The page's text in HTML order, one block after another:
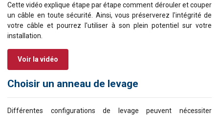
Cette vidéo explique étape par étape comment dérouler et couper
un câble en toute sécurité. Ainsi, vous préserverez l'intégrité de
votre câble et pourrez l'utiliser à son plein potentiel sur votre
installation.
Voir la vidéo
Choisir un anneau de levage
Différentes configurations de levage peuvent nécessiter